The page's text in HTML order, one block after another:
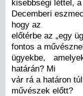
kisebbségi léttel,
Decemberi
hogy az
előtérbe az „egy
fontos a
ügyekbe,
határán? Mi
vár rá a határon
művészek előtt?